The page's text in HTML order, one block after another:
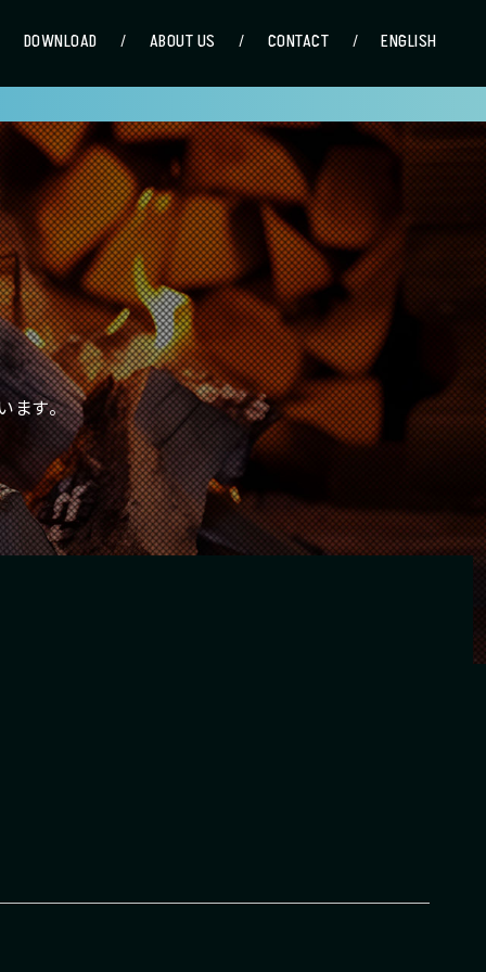
DOWNLOAD ABOUT US CONTACT ENGLISH
ます。